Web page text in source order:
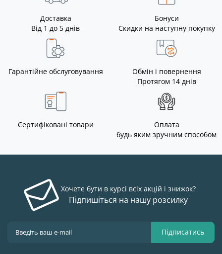
Доставка
Від 1 до 5 днів
Бонуси
Скидки на наступну покупку
Гарантійне обслуговування
Обмін і повернення
Протягом 14 днів
Сертифіковані товари
Оплата
будь яким зручним способом
Хочете бути в курсі всіх акцій і знижок?
Підпишіться на нашу розсилку
Підписатись